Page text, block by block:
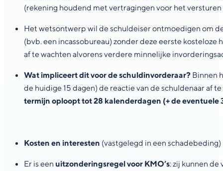
(rekening houdend met vertragingen voor het versturen
Het wetsontwerp wil de schuldeiser ontmoedigen om
(bvb. een incassobureau) zonder deze eerste
af te wachten alvorens verdere minnelijke
Wat impliceert dit voor de schuldinvorderaar? Binnen
de huidige 15 dagen) de reactie van de schuldenaar af
termijn oploopt tot 28 kalenderdagen (+ de eventuele
Kosten en interesten (vastgelegd in een
Er is een uitzonderingsregel voor KMO’s: zij kunnen